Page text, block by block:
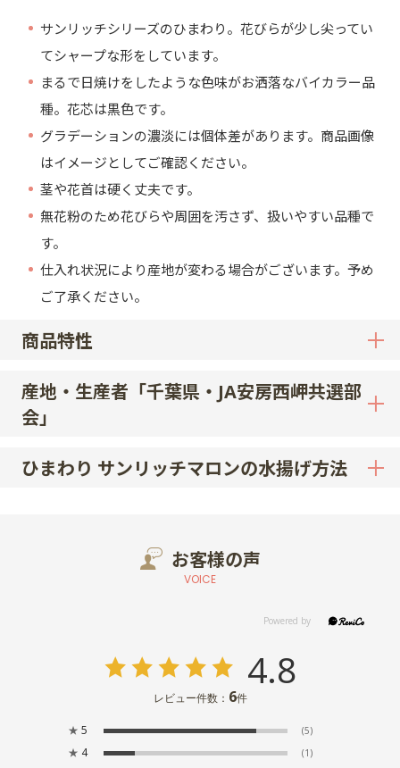
商品特性
産地・生産者「千葉県・JA安房西岬共選部
会」
ひまわり サンリッチマロンの水揚げ方法
サンリッチシリーズのひまわり。花びらが少し尖ってい
てシャープな形をしています。
まるで日焼けをしたような色味がお洒落なバイカラー品
種。花芯は黒色です。
グラデーションの濃淡には個体差があります。商品画像
はイメージとしてご確認ください。
茎や花首は硬く丈夫です。
無花粉のため花びらや周囲を汚さず、扱いやすい品種で
す。
仕入れ状況により産地が変わる場合がございます。予め
ご了承ください。
お客様の声
VOICE
4.8
レビュー件数： 6件
★ 5 (5)
★ 4 (1)